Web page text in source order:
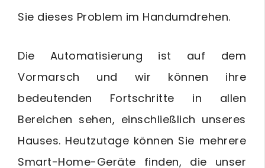
Sie dieses Problem im Handumdrehen.
Die Automatisierung ist auf dem
Vormarsch und wir können ihre
bedeutenden Fortschritte in allen
Bereichen sehen, einschließlich unseres
Hauses. Heutzutage können Sie mehrere
Smart-Home-Geräte finden, die unser